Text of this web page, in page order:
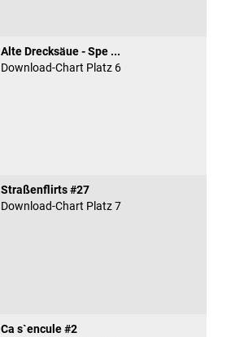
Alte Drecksäue - Spe ...
Download-Chart Platz 6
Straßenflirts #27
Download-Chart Platz 7
Ca s`encule #2